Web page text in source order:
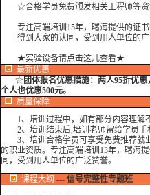
☆合格学员免费颁发相关工程师等资
专注高端培训15年，曙海提供的证书
得到大家的认同，受到用人单位的广
★实验设备请点击这儿查看★
最新优惠
☆ 团体报名优惠措施： 两人95折优
个人也优惠500元。
质量保障
1、培训过程中，如有部分内容理解
2、培训结束后,培训老师留给学员手
3、培训合格学员可享受免费推荐就
的职业资质。专注高端培训13年，曙海
同，受到用人单位的广泛赞誉。
课程大纲 --- 信号完整性专题班